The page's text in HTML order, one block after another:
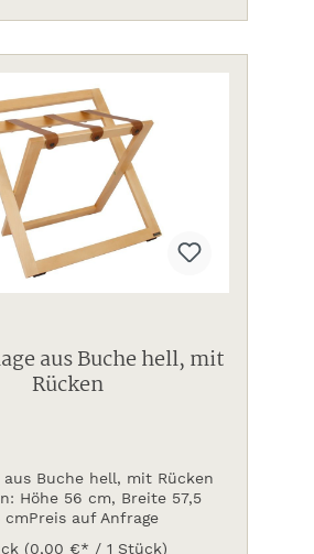
aus Buche hell, mit
Rücken
aus Buche hell, mit Rücken
Breite 57,5
auf Anfrage
(0,00 €* / 1 Stück)